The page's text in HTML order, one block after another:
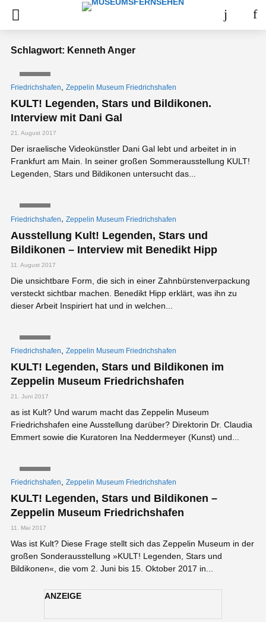
Schlagwort: Kenneth Anger
Friedrichshafen Zeppelin Museum Friedrichshafen
KULT! Legenden, Stars und Bildikonen.
Interview mit Dani Gal
21. August 2017
Der israelische Videokünstler Dani Gal lebt und arbeitet in in
Frankfurt am Main. In seiner großen Sommerausstellung KULT!
Legenden, Stars und Bildikonen untersucht das...
Friedrichshafen, Zeppelin Museum Friedrichshafen
Ausstellung Kult! Legenden, Stars und
Bildikonen – Interview mit Benedikt Hipp
11. August 2017
Die unsichtbare Form, die sich in einer Zahnbürstenverpackung
versteckt sichtbar machen. Benedikt Hipp erklärt, was ihn zu
dieser Arbeit Inspiriert hat und in welchen...
Friedrichshafen Zeppelin Museum Friedrichshafen
KULT! Legenden, Stars und Bildikonen im
Zeppelin Museum Friedrichshafen
21. Juni 2017
as ist Kult? Und warum macht das Zeppelin Museum
Friedrichshafen eine Ausstellung darüber? Direktorin Dr. Claudia
Emmert sowie die Kuratoren Ina Neddermeyer (Kunst) und...
Friedrichshafen Zeppelin Museum Friedrichshafen
KULT! Legenden, Stars und Bildikonen –
Zeppelin Museum Friedrichshafen
11. Mai 2017
Was ist Kult? Diese Frage stellt sich das Zeppelin Museum in der
großen Sonderausstellung »KULT! Legenden, Stars und
Bildikonen«, die vom 2. Juni bis 15. Oktober 2017 in...
ANZEIGE